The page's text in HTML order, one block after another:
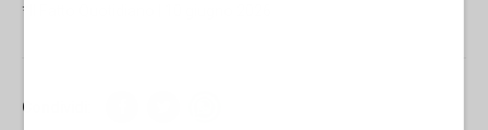
*Il Fatto Quotidiano | 10 giugno 2026
Condividi: